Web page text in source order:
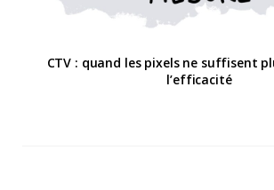
CTV : quand les pixels ne suffisent
l’efficacité